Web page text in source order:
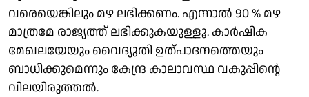
വരെയെങ്കിലും മഴ ലഭിക്കണം. എന്നാൽ 90 % മഴ
മാത്രമേ രാജ്യത്ത് ലഭിക്കുകയുള്ളൂ. കാർഷിക
മേഖലയേയും വൈദ്യുതി ഉത്പാദനത്തെയും
ബാധിക്കുമെന്നും കേന്ദ്ര കാലാവസ്ഥ വകുപ്പിൻ്റെ
വിലയിരുത്തൽ.